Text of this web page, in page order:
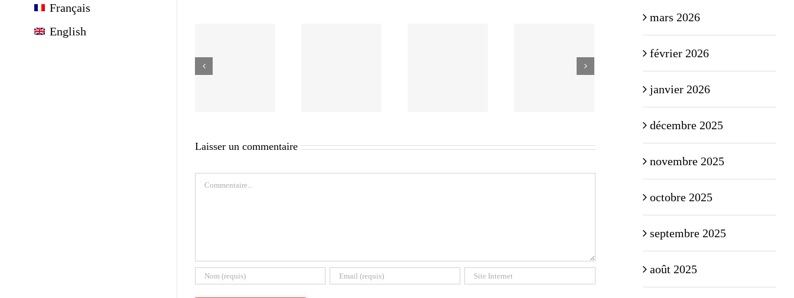
Français
English
Laisser un commentaire
Commentaire
mars 2026
février 2026
janvier 2026
décembre 2025
novembre 2025
octobre 2025
septembre 2025
août 2025